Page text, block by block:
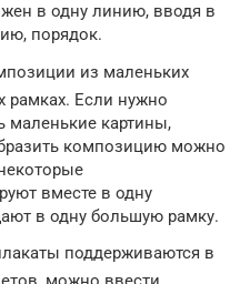
в одну линию, вводя в
порядок.
из маленьких
рамках. Если нужно
маленькие картины,
композицию можно
вместе в одну
в одну большую рамку.
поддерживаются в